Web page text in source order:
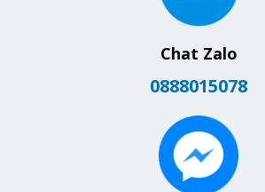
Chat Zalo
0888015078